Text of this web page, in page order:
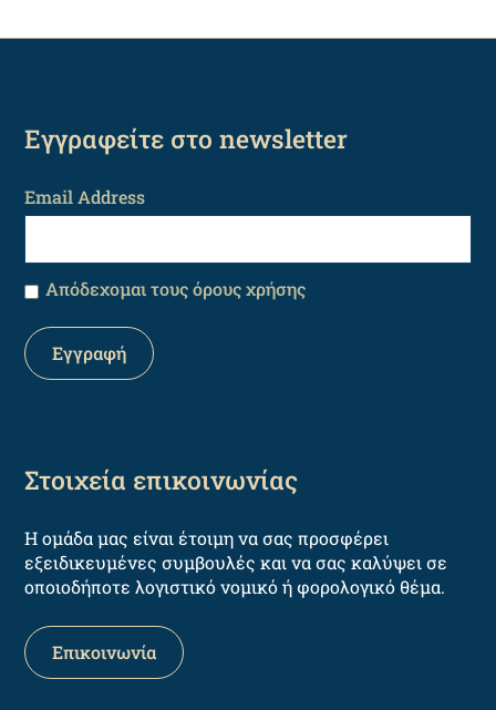
Εγγραφείτε στο newsletter
Email Address
Απόδεχομαι τους όρους χρήσης
Στοιχεία επικοινωνίας
Η ομάδα μας είναι έτοιμη να σας προσφέρει
εξειδικευμένες συμβουλές και να σας καλύψει σε
οποιοδήποτε λογιστικό νομικό ή φορολογικό θέμα.
Επικοινωνία